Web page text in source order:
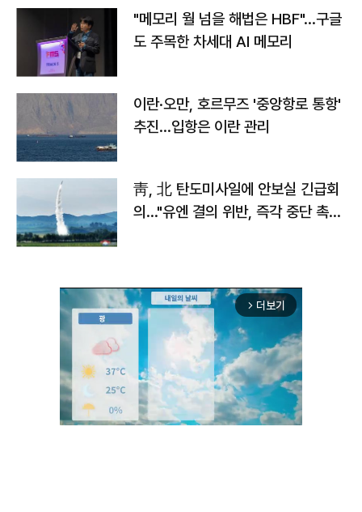
"메모리 월 넘을 해법은 HBF"…구글
도 주목한 차세대 AI 메모리
이란·오만, 호르무즈 '중앙항로 통항'
추진…입항은 이란 관리
靑, 北 탄도미사일에 안보실 긴급회
의…"유엔 결의 위반, 즉각 중단 촉
arrow_forward_ios 더보기